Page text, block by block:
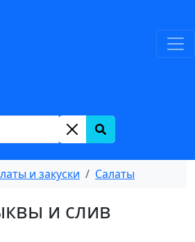
и закуски Салаты
и слив